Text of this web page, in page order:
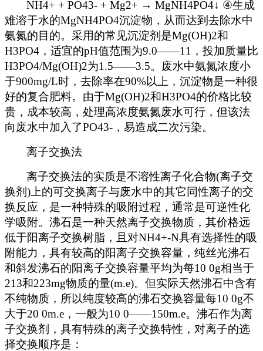
NH4+ + PO43- + Mg2+ → MgNH4PO4↓ ④生成
难溶于水的MgNH4PO4沉淀物，从而达到去除水中
氨氮的目的。采用的常见沉淀剂是Mg(OH)2和
H3PO4，适宜的pH值范围为9.0——11，投加质量比
H3PO4/Mg(OH)2为1.5——3.5。废水中氨氮浓度小
于900mg/L时，去除率在90%以上，沉淀物是一种很
好的复合肥料。由于Mg(OH)2和H3PO4的价格比较
贵，成本较高，处理高浓度氨氮废水可行，但该法
向废水中加入了PO43-，易造成二次污染。
离子交换法
离子交换法的实质是不溶性离子化合物(离子交
换剂)上的可交换离子与废水中的其它同性离子的交
换反应，是一种特殊的吸附过程，通常是可逆性化
学吸附。沸石是一种天然离子交换物质，其价格远
低于阳离子交换树脂，且对NH4+-N具有选择性的吸
附能力，具有较高的阳离子交换容量，纯丝光沸石
和斜发沸石的阳离子交换容量平均为每10 0g相当于
213和223mg物质的量(m.e)。但实际天然沸石中含有
不纯物质，所以纯度较高的沸石交换容量每10 0g不
大于20 0m.e，一般为10 0——150m.e。沸石作为离
子交换剂，具有特殊的离子交换特性，对离子的选
择交换顺序是：